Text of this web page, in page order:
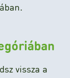
vissza a